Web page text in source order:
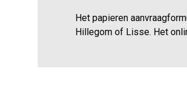
Het papieren
Hillegom of Lisse. Het